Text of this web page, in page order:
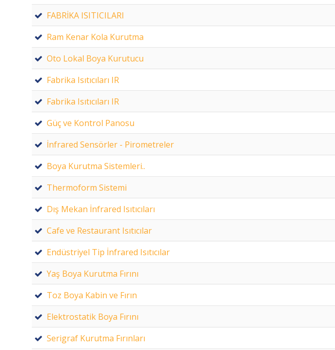
FABRİKA ISITICILARI
Ram Kenar Kola Kurutma
Oto Lokal Boya Kurutucu
Fabrika Isıtıcıları IR
Fabrika Isıtıcıları IR
Güç ve Kontrol Panosu
İnfrared Sensörler - Pirometreler
Boya Kurutma Sistemleri..
Thermoform Sistemi
Dış Mekan İnfrared Isıtıcıları
Cafe ve Restaurant Isıtıcılar
Endüstriyel Tip İnfrared Isıtıcılar
Yaş Boya Kurutma Fırını
Toz Boya Kabin ve Fırın
Elektrostatik Boya Fırını
Serigraf Kurutma Fırınları